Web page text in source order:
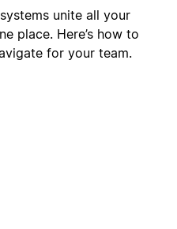
unite all your
place. Here’s how to
for your team.